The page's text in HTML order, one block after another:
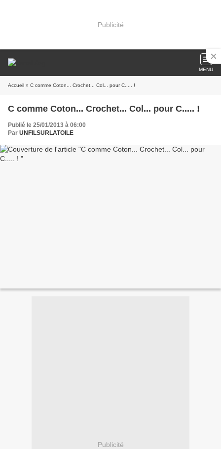
Publicité
MENU
Accueil » C comme Coton... Crochet... Col... pour C..... !
C comme Coton... Crochet... Col... pour C..... !
Publié le 25/01/2013 à 06:00
Par UNFILSURLATOILE
Publicité